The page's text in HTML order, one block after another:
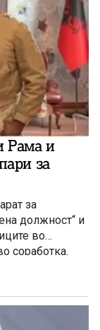
Рама и
за
за
должност“ и
во
соработка.